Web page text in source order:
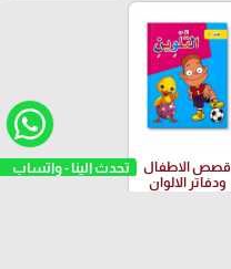
تحدث الينا - واتساب
قصص الاطفال
ودفاتر الالوان